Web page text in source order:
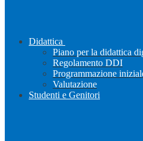
Didattica
Piano per la didattica
Regolamento DDI
Programmazione
Valutazione
Studenti e Genitori